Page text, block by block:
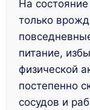
На
только
питание,
физической
постепенно
сосудов и